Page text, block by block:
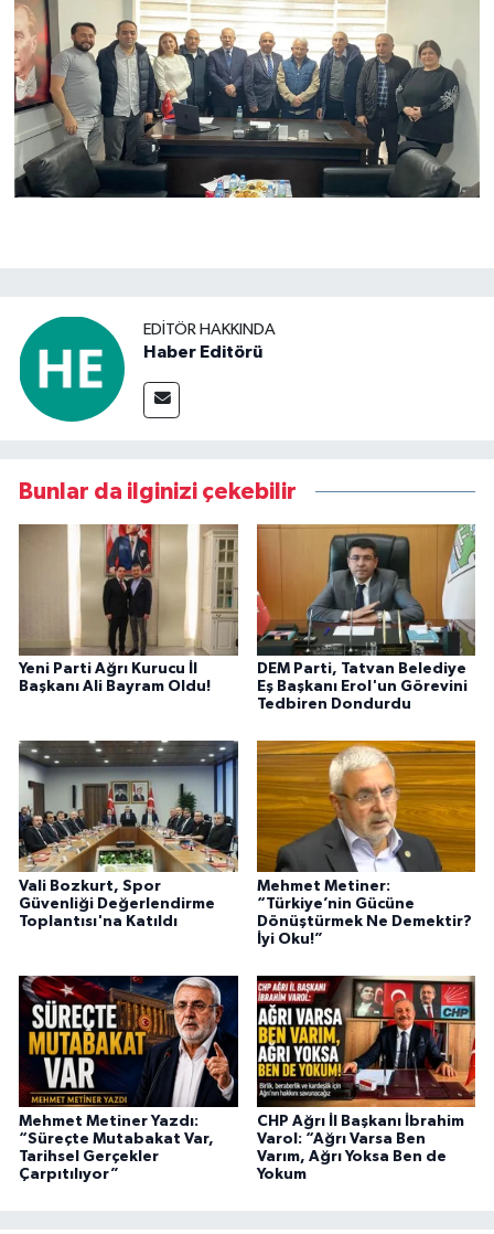
EDITÖR HAKKINDA
Haber Editörü
Bunlar da ilginizi çekebilir
Yeni Parti Ağrı Kurucu İl
Başkanı Ali Bayram Oldu!
DEM Parti, Tatvan Belediye
Eş Başkanı Erol'un Görevini
Tedbiren Dondurdu
Vali Bozkurt, Spor
Güvenliği Değerlendirme
Toplantısı'na Katıldı
Mehmet Metiner:
“Türkiye’nin Gücüne
Dönüştürmek Ne Demektir?
İyi Oku!”
Mehmet Metiner Yazdı:
“Süreçte Mutabakat Var,
Tarihsel Gerçekler
Çarpıtılıyor”
CHP Ağrı İl Başkanı İbrahim
Varol: “Ağrı Varsa Ben
Varım, Ağrı Yoksa Ben de
Yokum